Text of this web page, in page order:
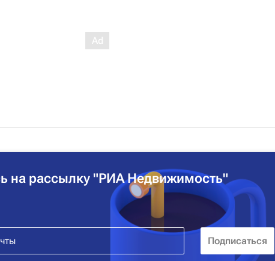
на рассылку "РИА Недвижимость"